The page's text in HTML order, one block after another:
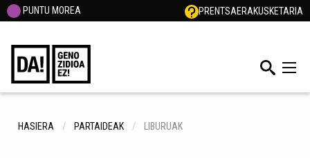
PUNTU MOREA PRENTSAERAKUSKETARIA
HASIERA PARTAIDEAK LIBURUAK